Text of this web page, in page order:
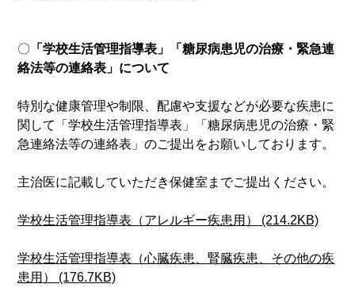
〇 「学校生活管理指導表」「糖尿病患児の治療・緊急連
絡法等の連絡表」について
特別な健康管理や制限、配慮や支援などが必要な疾患に
関して「学校生活管理指導表」「糖尿病患児の治療・緊
急連絡法等の連絡表」のご提出をお願いしております。
主治医に記載していただき保健室までご提出ください。
学校生活管理指導表（アレルギー疾患用） (214.2KB)
学校生活管理指導表（心臓疾患、腎臓疾患、その他の疾
患用） (176.7KB)